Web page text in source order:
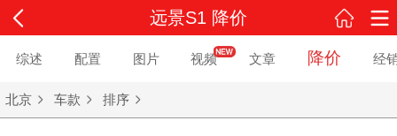
远景S1 降价
综述 配置 图片 视频 文章 降价 经
北京 车款 排序